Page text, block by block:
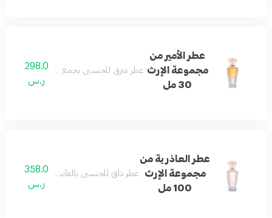
عطر الأمير من
مجموعة الإرث
30 مل
عطر شرقي للجنسين يجمع الورد والعود
298.0
ر.س
عطر العاذرية من
مجموعة الإرث
100 مل
عطر دافئ للجنسين بالفانيليا وخشب الصندل
358.0
ر.س